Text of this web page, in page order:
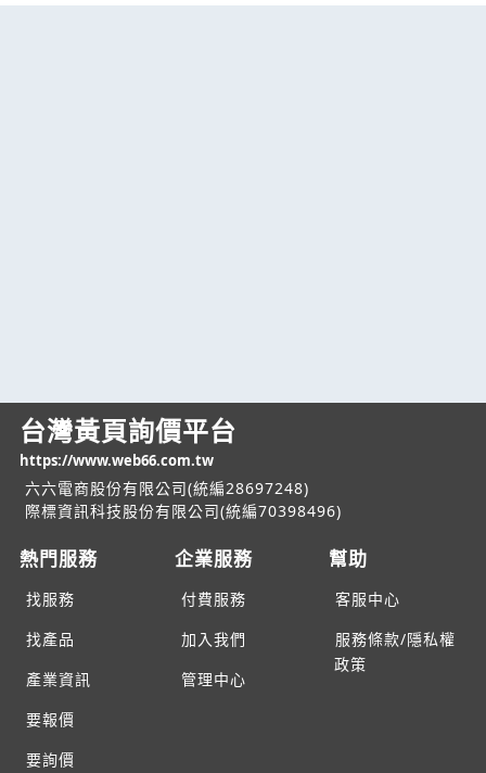
台灣黃頁詢價平台
https://www.web66.com.tw
六六電商股份有限公司(統編28697248)
際標資訊科技股份有限公司(統編70398496)
熱門服務
找服務
找產品
產業資訊
要報價
要詢價
企業服務
付費服務
加入我們
管理中心
幫助
客服中心
服務條款/隱私權
政策